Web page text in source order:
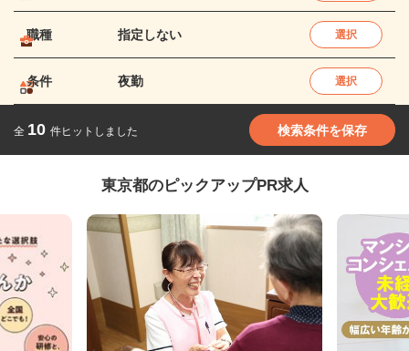
職種 指定しない 選択
条件 夜勤 選択
全 10 件ヒットしました 検索条件を保存
東京都のピックアップPR求人